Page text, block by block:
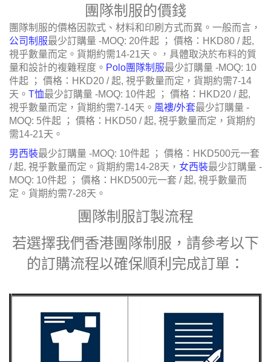
團隊制服的價錢
團隊制服的價格因款式、材料和印刷方式而異。一般而言，
公司制服最少訂購量 -MOQ: 20件起 ； 價格：HKD80 / 起,
視乎數量而定。貨期約需14-21天。，具體取決於布料的質
量和設計的複雜程度。 Polo團隊制服最少訂購量 -MOQ: 10
件起 ； 價格：HKD20 / 起, 視乎數量而定， 貨期約需7-14
天。 T恤最少訂購量 -MOQ: 10件起 ； 價格：HKD20 / 起,
視乎數量而定， 貨期約需7-14天。 風褸/外套最少訂購量 -
MOQ: 5件起 ； 價格：HKD50 / 起, 視乎數量而定， 貨期約
需14-21天。
男西裝最少訂購量 -MOQ: 10件起 ； 價格：HKD500元一套
/ 起, 視乎數量而定。 貨期約需14-28天， 女西裝最少訂購量 -
MOQ: 10件起 ； 價格：HKD500元一套 / 起, 視乎數量而
定。 貨期約需7-28天。
團隊制服訂製流程
若選擇我們香港團隊制服 ，請參考以下
的訂購流程以確保順利完成訂單：